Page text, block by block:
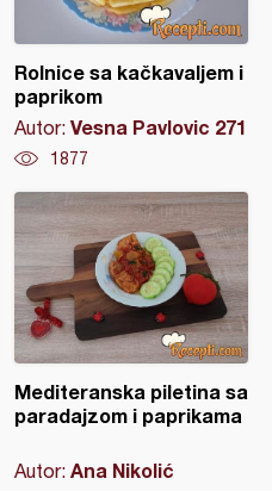
Rolnice sa kačkavaljem i
paprikom
Autor: Vesna Pavlovic 271
1877
Mediteranska piletina sa
paradajzom i paprikama
Autor: Ana Nikolić